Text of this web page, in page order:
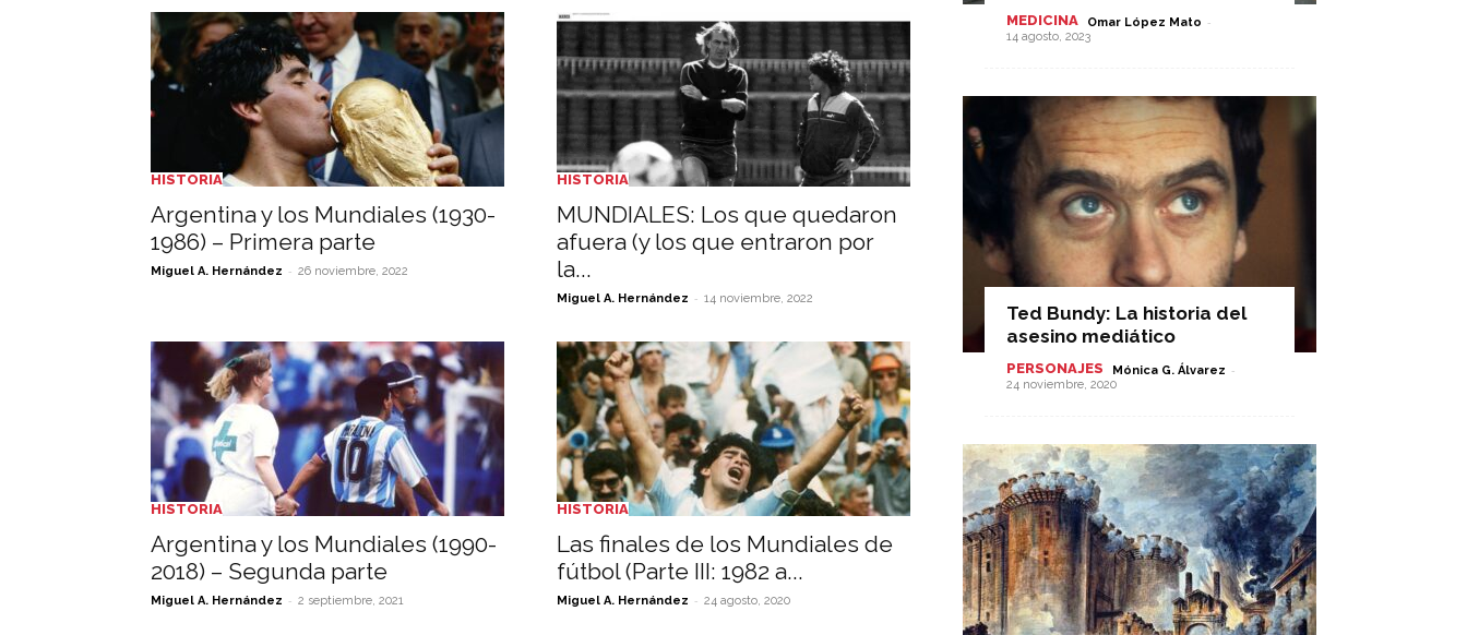
HISTORIA
Argentina y los Mundiales (1930-
1986) – Primera parte
Miguel A. Hernández - 26 noviembre, 2022
HISTORIA
MUNDIALES: Los que quedaron
afuera (y los que entraron por
la...
Miguel A. Hernández - 14 noviembre, 2022
HISTORIA
Argentina y los Mundiales (1990-
2018) – Segunda parte
Miguel A. Hernández - 2 septiembre, 2021
HISTORIA
Las finales de los Mundiales de
fútbol (Parte III: 1982 a...
Miguel A. Hernández - 24 agosto, 2020
MEDICINA Omar López Mato -
14 agosto, 2023
Ted Bundy: La historia del
asesino mediático
PERSONAJES Mónica G. Álvarez -
24 noviembre, 2020